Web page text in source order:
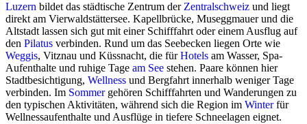
Luzern bildet das städtische Zentrum der Zentralschweiz und liegt
direkt am Vierwaldstättersee. Kapellbrücke, Museggmauer und die
Altstadt lassen sich gut mit einer Schifffahrt oder einem Ausflug auf
den Pilatus verbinden. Rund um das Seebecken liegen Orte wie
Weggis, Vitznau und Küssnacht, die fürHotels am Wasser, Spa-
Aufenthalte und ruhige Tage am See stehen. Paare können hier
Stadtbesichtigung, Wellness und Bergfahrt innerhalb weniger Tage
verbinden. Im Sommergehören Schifffahrten und Wanderungen zu
den typischen Aktivitäten, während sich die Region im Winterfür
Wellnessaufenthalte und Ausflüge in tiefere Schneelagen eignet.